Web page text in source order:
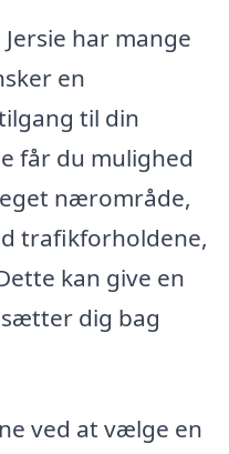
har mange
en
til din
får du mulighed
nærområde,
trafikforholdene,
kan give en
dig bag
ved at vælge en